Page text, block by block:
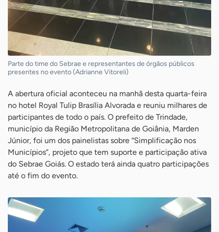
Parte do time do Sebrae e representantes de órgãos públicos
presentes no evento (Adrianne Vitoreli)
A abertura oficial aconteceu na manhã desta quarta-feira
no hotel Royal Tulip Brasília Alvorada e reuniu milhares de
participantes de todo o país. O prefeito de Trindade,
município da Região Metropolitana de Goiânia, Marden
Júnior, foi um dos painelistas sobre “Simplificação nos
Municípios”, projeto que tem suporte e participação ativa
do Sebrae Goiás. O estado terá ainda quatro participações
até o fim do evento.